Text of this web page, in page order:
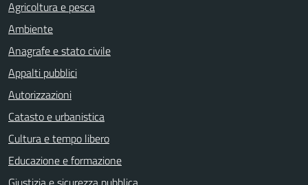
Agricoltura e pesca
Ambiente
Anagrafe e stato civile
Appalti pubblici
Autorizzazioni
Catasto e urbanistica
Cultura e tempo libero
Educazione e formazione